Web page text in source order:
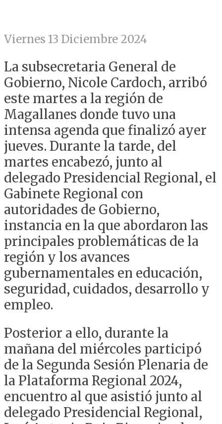
Viernes 13 Diciembre 2024
La subsecretaria General de
Gobierno, Nicole Cardoch, arribó
este martes a la región de
Magallanes donde tuvo una
intensa agenda que finalizó ayer
jueves. Durante la tarde, del
martes encabezó, junto al
delegado Presidencial Regional, el
Gabinete Regional con
autoridades de Gobierno,
instancia en la que abordaron las
principales problemáticas de la
región y los avances
gubernamentales en educación,
seguridad, cuidados, desarrollo y
empleo.
Posterior a ello, durante la
mañana del miércoles participó
de la Segunda Sesión Plenaria de
la Plataforma Regional 2024,
encuentro al que asistió junto al
delegado Presidencial Regional,